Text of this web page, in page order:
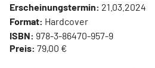
Erscheinungstermin: 21.03.2024
Format: Hardcover
ISBN: 978-3-86470-957-9
Preis: 79,00 €